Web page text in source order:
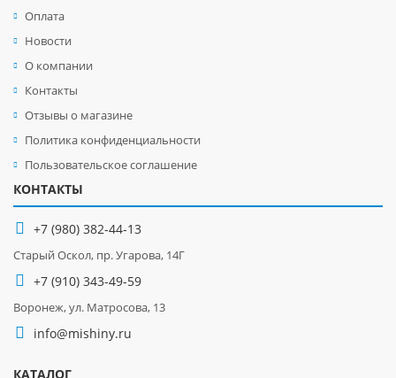
Оплата
Новости
О компании
Контакты
Отзывы о магазине
Политика конфиденциальности
Пользовательское соглашение
КОНТАКТЫ
+7 (980) 382-44-13
Старый Оскол, пр. Угарова, 14Г
+7 (910) 343-49-59
Воронеж, ул. Матросова, 13
info@mishiny.ru
КАТАЛОГ